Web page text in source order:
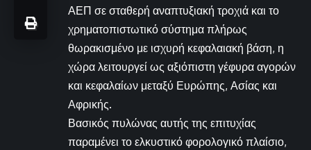
ΑΕΠ σε σταθερή αναπτυξιακή τροχιά και το
χρηματοπιστωτικό σύστημα πλήρως
θωρακισμένο με ισχυρή κεφαλαιακή βάση, η
χώρα λειτουργεί ως αξιόπιστη γέφυρα αγορών
και κεφαλαίων μεταξύ Ευρώπης, Ασίας και
Αφρικής.
Βασικός πυλώνας αυτής της επιτυχίας
παραμένει το ελκυστικό φορολογικό πλαίσιο,